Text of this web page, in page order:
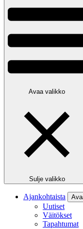
Avaa valikko
Sulje valikko
Ajankohtaista
Uutiset
Väitökset
Tapahtumat